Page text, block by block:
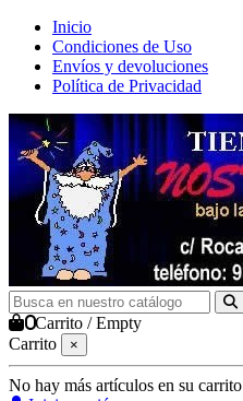
Inicio
Condiciones de Uso
Envíos y devoluciones
Política de Privacidad
0Carrito /Empty
Carrito
×
No hay más artículos en su carrito